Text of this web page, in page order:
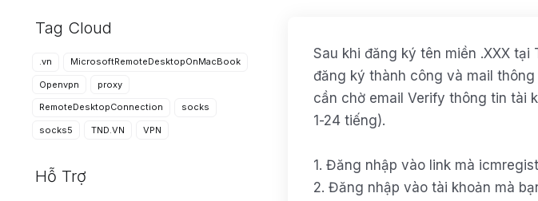
Tag Cloud
.vn MicrosoftRemoteDesktopOnMacBook
Openvpn proxy
RemoteDesktopConnection socks
socks5 TND.VN VPN
Hỗ Trợ
Sau khi đăng ký tên miền .XXX
đăng ký thành công và mail
cần chờ email Verify thông tin tài
1-24 tiếng).
1. Đăng nhập vào link mà
2. Đăng nhập vào tài khoản mà